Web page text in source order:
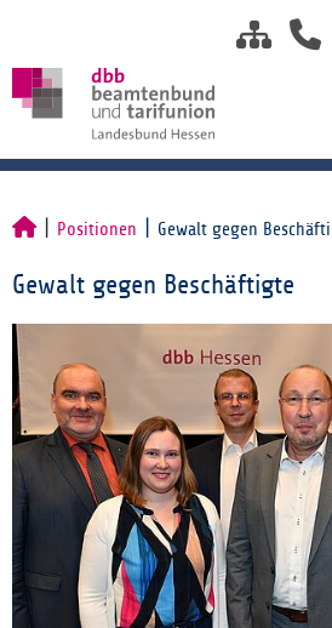
Positionen Gewalt gegen
Gewalt gegen Beschäftigte